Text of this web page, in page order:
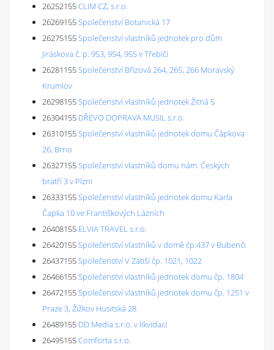
26252155CLIM CZ, s.r.o.
26269155Společenství Botanická 17
26275155Společenství vlastníků jednotek pro dům
Jiráskova č. p. 953, 954, 955 v Třebíči
26281155Společenství Břízová 264, 265, 266 Moravský
Krumlov
26298155Společenství vlastníků jednotek Žitná 5
26304155 DŘEVO DOPRAVA MUSIL s.r.o.
26310155Společenství vlastníků jednotek domu Čápkova
26, Brno
26327155Společenství vlastníků domu nám. Českých
bratří 3 v Plzni
26333155Společenství vlastníků jednotek domu Karla
Čapka 10 ve Františkových Lázních
26408155 ELVIA TRAVEL s.r.o.
26420155Společenství vlastníků v domě čp.437 v Bubenči
26437155Společenství V Zátiší čp. 1021, 1022
26466155Společenství vlastníků jednotek domu čp. 1804
26472155Společenství vlastníků jednotek domu čp. 1251 v
Praze 3, Žižkov Husitská 28
26489155 DD Media s.r.o. v likvidaci
26495155Comforta s.r.o.